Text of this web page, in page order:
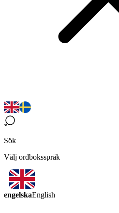
Sök
Välj ordboksspråk
engelskaEnglish